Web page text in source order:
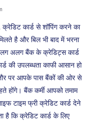
कार्ड से शॉपिंग करने का
है और बिल भी बाद में भरना
अलग बैंक के क्रेडिट्स कार्ड
की उपलब्धता काफी आसान हो
पर आपके पास बैंकों की ओर से
बैंक कर्मी आपको तमाम
टाइम फ्री क्रेडिट कार्ड देने
है कि क्रेडिट कार्ड के लिए